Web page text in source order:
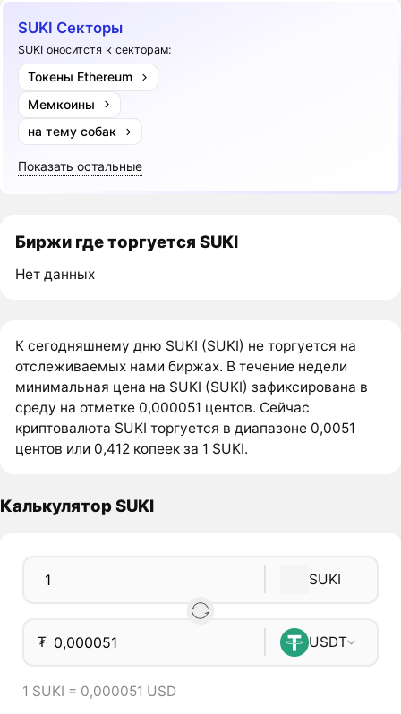
SUKI Секторы
SUKI оноситстя к секторам:
Токены Ethereum
Мемкоины
на тему собак
Показать остальные
Биржи где торгуется SUKI
Нет данных
К сегодняшнему дню SUKI (SUKI) не торгуется на
отслеживаемых нами биржах. В течение недели
минимальная цена на SUKI (SUKI) зафиксирована в
среду на отметке 0,000051 центов. Сейчас
криптовалюта SUKI торгуется в диапазоне 0,0051
центов или 0,412 копеек за 1 SUKI.
Калькулятор SUKI
SUKI
₮ USDT
1 SUKI = 0,000051 USD